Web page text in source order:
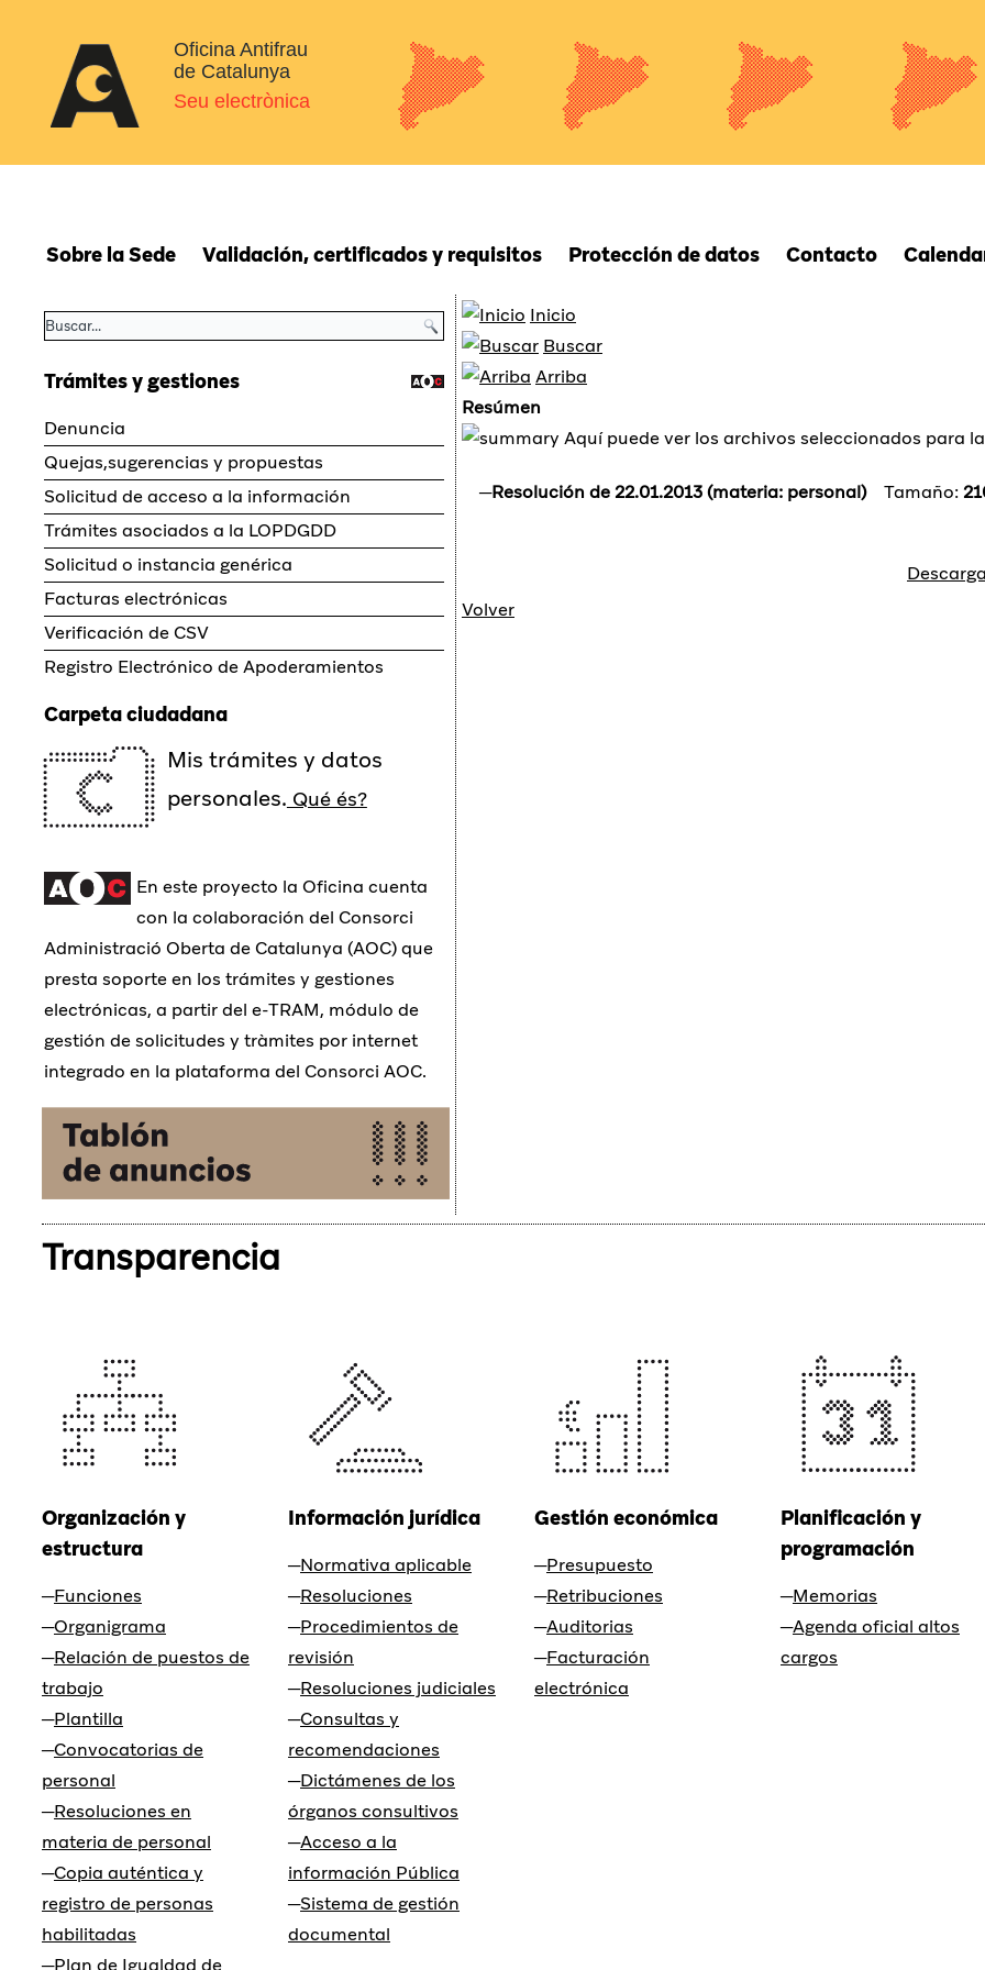
Oficina Antifrau
de Catalunya
Seu electrònica
Sobre la Sede Validación, certificados y requisitos Protección de datos Contacto
Trámites y gestiones
Denuncia
Quejas,sugerencias y propuestas
Solicitud de acceso a la información
Trámites asociados a la LOPDGDD
Solicitud o instancia genérica
Facturas electrónicas
Verificación de CSV
Registro Electrónico de Apoderamientos
Carpeta ciudadana
Mis trámites y datos
personales. Qué és?
En este proyecto la Oficina cuenta
con la colaboración del Consorci
Administració Oberta de Catalunya (AOC) que
presta soporte en los trámites y gestiones
electrónicas, a partir del e-TRAM, módulo de
gestión de solicitudes y tràmites por internet
integrado en la plataforma del Consorci AOC.
Inicio
Buscar
Arriba
Resúmen
Aquí puede ver los archivos seleccionados para
Resolución de 22.01.2013 (materia: personal) Tamaño:
Volver
Transparencia
Organización y
estructura
Funciones
Organigrama
Relación de puestos de
trabajo
Plantilla
Convocatorias de
personal
Resoluciones en
materia de personal
Copia auténtica y
registro de personas
habilitadas
Plan de Igualdad de
Información jurídica
Normativa aplicable
Resoluciones
Procedimientos de
revisión
Resoluciones judiciales
Consultas y
recomendaciones
Dictámenes de los
órganos consultivos
Acceso a la
información Pública
Sistema de gestión
documental
Gestión económica
Presupuesto
Retribuciones
Auditorias
Facturación
electrónica
Planificación y
programación
Memorias
Agenda oficial altos
cargos